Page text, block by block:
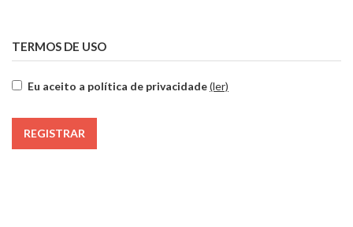
TERMOS DE USO
Eu aceito a política de privacidade(ler)